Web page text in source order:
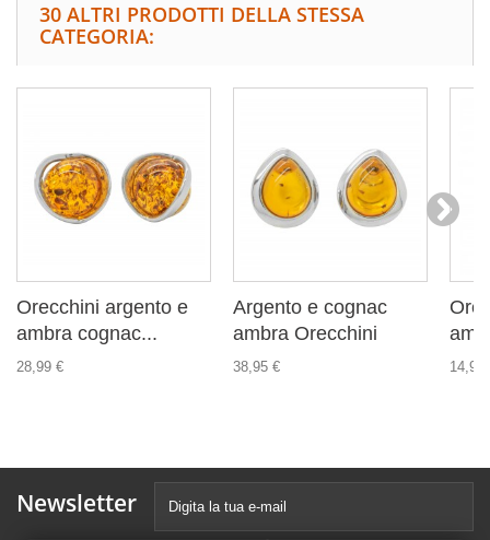
30 ALTRI PRODOTTI DELLA STESSA
CATEGORIA:
Orecchini argento e
ambra cognac...
28,99 €
Argento e cognac
ambra Orecchini
38,95 € 14,99
Newsletter